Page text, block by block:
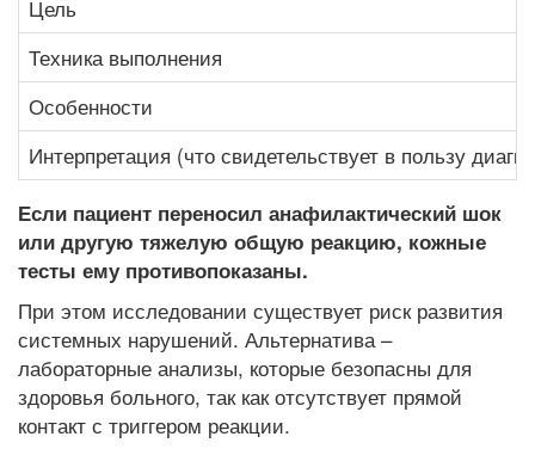
Цель
Техника выполнения
Особенности
Интерпретация (что свидетельствует в пользу
Если пациент переносил анафилактический шок
или другую тяжелую общую реакцию, кожные
тесты ему противопоказаны.
При этом исследовании существует риск развития
системных нарушений. Альтернатива –
лабораторные анализы, которые безопасны для
здоровья больного, так как отсутствует прямой
контакт с триггером реакции.